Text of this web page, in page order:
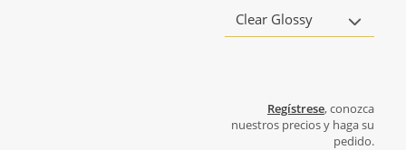
Clear Glossy
Regístrese, conozca
nuestros precios y haga su
pedido.